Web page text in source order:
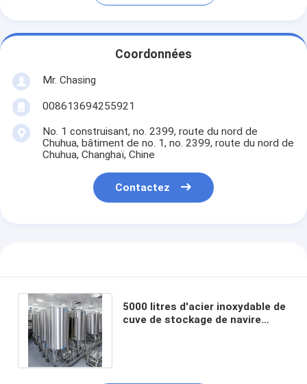
Coordonnées
Mr. Chasing
008613694255921
No. 1 construisant, no. 2399, route du nord de
Chuhua, bâtiment de no. 1, no. 2399, route du nord de
Chuhua, Changhaï, Chine
Contactez
5000 litres d'acier inoxydable de
cuve de stockage de navire